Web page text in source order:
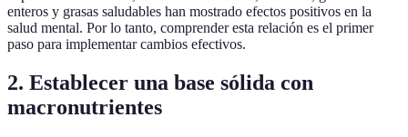
enteros y grasas saludables han mostrado efectos positivos en la
salud mental. Por lo tanto, comprender esta relación es el primer
paso para implementar cambios efectivos.
2. Establecer una base sólida con
macronutrientes